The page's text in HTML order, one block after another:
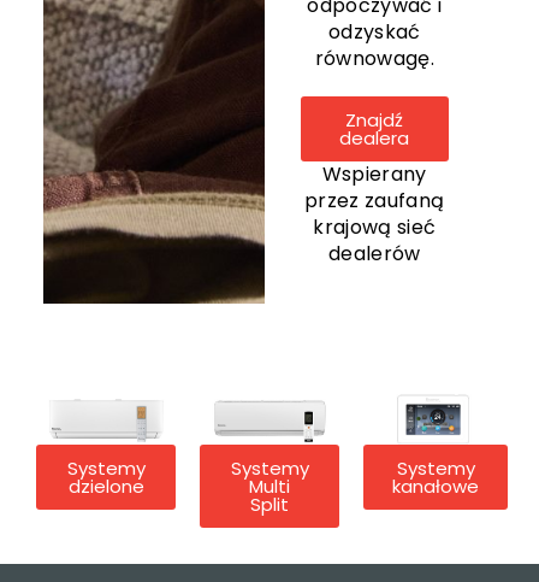
odzyskać
równowagę.
Znajdź
dealera
Wspierany
przez zaufaną
krajową sieć
dealerów
Systemy
dzielone
Systemy
Multi
Split
Systemy
kanałowe